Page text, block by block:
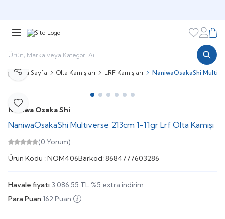
Favorilerim
Ana Sayfa Olta Kamışları LRF Kamışları NaniwaOsakaShi
Favoriye Ekle
Paylaş
Naniwa Osaka Shi
NaniwaOsakaShi Multiverse 213cm 1-11gr Lrf Olta Kamışı
(0 Yorum)
Ürün Kodu : NOM406Barkod: 8684777603286
Havale fiyatı 3.086,55 TL %5 extra indirim
Para Puan:162 Puan